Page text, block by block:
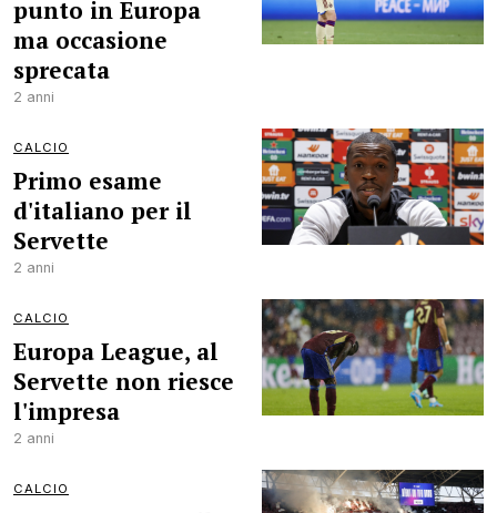
punto in Europa
ma occasione
sprecata
2 anni
CALCIO
Primo esame
d'italiano per il
Servette
2 anni
CALCIO
Europa League, al
Servette non riesce
l'impresa
2 anni
CALCIO